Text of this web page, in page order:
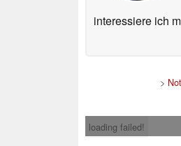
interessiere ich
>
loading failed!